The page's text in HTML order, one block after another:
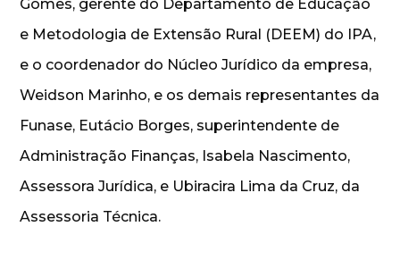
Gomes, gerente do Departamento de Educação
e Metodologia de Extensão Rural (DEEM) do IPA,
e o coordenador do Núcleo Jurídico da empresa,
Weidson Marinho, e os demais representantes da
Funase, Eutácio Borges, superintendente de
Administração Finanças, Isabela Nascimento,
Assessora Jurídica, e Ubiracira Lima da Cruz, da
Assessoria Técnica.